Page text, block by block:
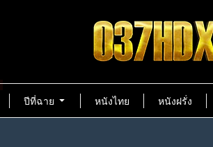
ปีที่ฉาย หนังไทย หนังฝรั่ง